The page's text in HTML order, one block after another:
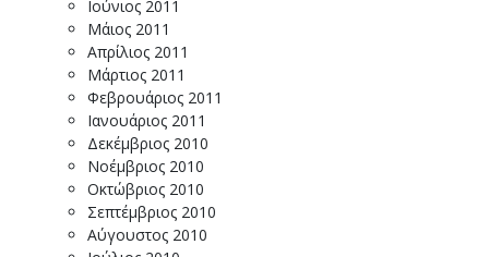
Ιούνιος 2011
Μάιος 2011
Απρίλιος 2011
Μάρτιος 2011
Φεβρουάριος 2011
Ιανουάριος 2011
Δεκέμβριος 2010
Νοέμβριος 2010
Οκτώβριος 2010
Σεπτέμβριος 2010
Αύγουστος 2010